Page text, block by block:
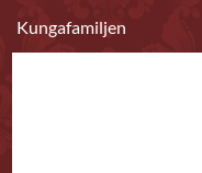
Kungafamiljen